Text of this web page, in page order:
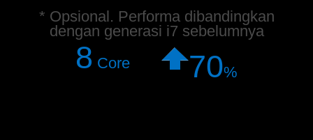
* Opsional. Performa dibandingkan
dengan generasi i7 sebelumnya
8 Core 70%